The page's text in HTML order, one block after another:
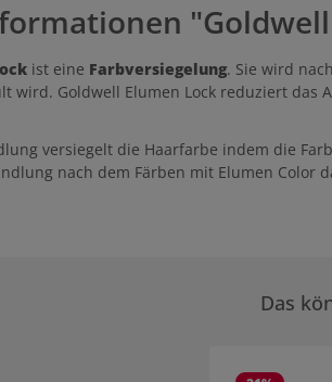
ist eine Farbversiegelung. Sie wird
wird. Goldwell Elumen Lock reduziert
versiegelt die Haarfarbe indem die
nach dem Färben mit Elumen Color
Das